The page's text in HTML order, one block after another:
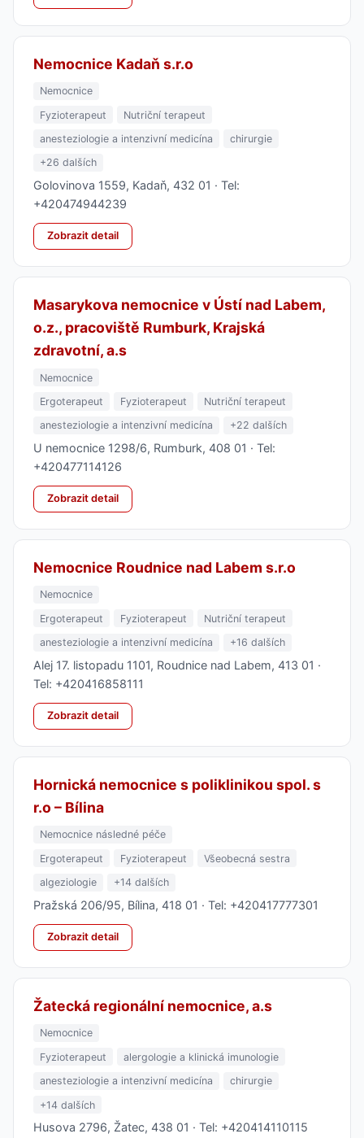
Nemocnice Kadaň s.r.o
Nemocnice
Fyzioterapeut
Nutriční terapeut
anesteziologie a intenzivní medicína
chirurgie
+26 dalších
Golovinova 1559, Kadaň, 432 01 · Tel:
+420474944239
Zobrazit detail
Masarykova nemocnice v Ústí nad Labem,
o.z., pracoviště Rumburk, Krajská
zdravotní, a.s
Nemocnice
Ergoterapeut
Fyzioterapeut
Nutriční terapeut
anesteziologie a intenzivní medicína
+22 dalších
U nemocnice 1298/6, Rumburk, 408 01 · Tel:
+420477114126
Zobrazit detail
Nemocnice Roudnice nad Labem s.r.o
Nemocnice
Ergoterapeut
Fyzioterapeut
Nutriční terapeut
anesteziologie a intenzivní medicína
+16 dalších
Alej 17. listopadu 1101, Roudnice nad Labem, 413 01 ·
Tel: +420416858111
Zobrazit detail
Hornická nemocnice s poliklinikou spol. s
r.o – Bílina
Nemocnice následné péče
Ergoterapeut
Fyzioterapeut
Všeobecná sestra
algeziologie
+14 dalších
Pražská 206/95, Bílina, 418 01 · Tel: +420417777301
Zobrazit detail
Žatecká regionální nemocnice, a.s
Nemocnice
Fyzioterapeut
alergologie a klinická imunologie
anesteziologie a intenzivní medicína
chirurgie
+14 dalších
Husova 2796, Žatec, 438 01 · Tel: +420414110115